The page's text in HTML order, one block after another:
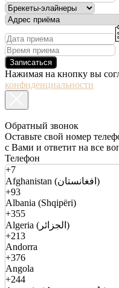
Записаться
Нажимая на кнопку вы
конфиденциальности
Обратный звонок
Оставьте свой номер
с Вами и ответит на все
Телефон
+7
Afghanistan (افغانستان)
+93
Albania (Shqipëri)
+355
Algeria (الجزائر)
+213
Andorra
+376
Angola
+244